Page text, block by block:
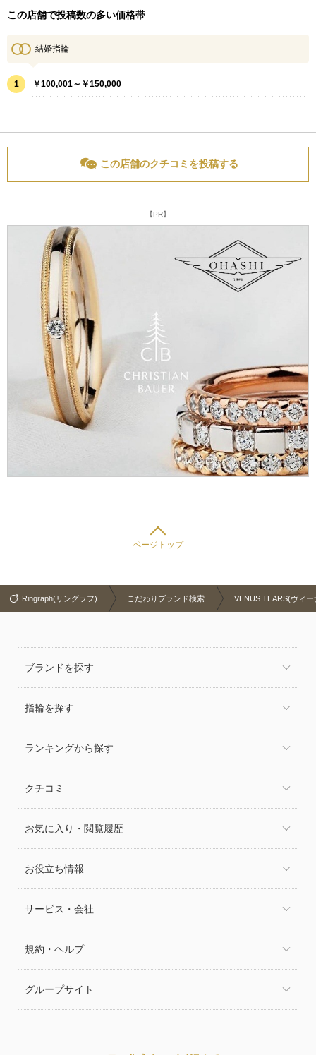
この店舗で投稿数の多い価格帯
結婚指輪
1 ￥100,001～￥150,000
この店舗のクチコミを投稿する
【PR】
ページトップ
Ringraph(リングラフ) こだわりブランド検索 VENUS TEARS(ヴィ
ブランドを探す
指輪を探す
ランキングから探す
クチコミ
お気に入り・閲覧履歴
お役立ち情報
サービス・会社
規約・ヘルプ
グループサイト